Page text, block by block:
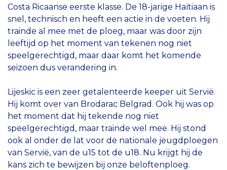
Costa Ricaanse eerste klasse. De 18-jarige Haïtiaan is
snel, technisch en heeft een actie in de voeten. Hij
trainde al mee met de ploeg, maar was door zijn
leeftijd op het moment van tekenen nog niet
speelgerechtigd, maar daar komt het komende
seizoen dus verandering in.
Lijeskic is een zeer getalenteerde keeper uit Servië.
Hij komt over van Brodarac Belgrad. Ook hij was op
het moment dat hij tekende nog niet
speelgerechtigd, maar trainde wel mee. Hij stond
ook al onder de lat voor de nationale jeugdploegen
van Servië, van de u15 tot de u18. Nu krijgt hij de
kans zich te bewijzen bij onze beloftenploeg.